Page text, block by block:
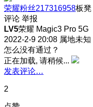
荣耀粉丝217316958板凳
评论 举报
LV5荣耀 Magic3 Pro 5G
2022-2-9 20:08 属地未知
怎么没有通过？
正在加载, 请稍候...
发表评论…
2